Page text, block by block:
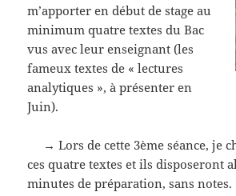
m’apporter en début de stage au
minimum quatre textes du Bac
vus avec leur enseignant (les
fameux textes de « lectures
analytiques », à présenter en
Juin).
→ Lors de cette 3ème séance, je
ces quatre textes et ils disposeront
minutes de préparation, sans notes.